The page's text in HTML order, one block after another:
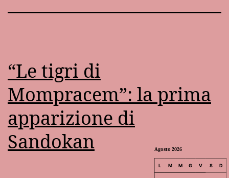
“Le tigri di
Mompracem”: la prima
apparizione di
Sandokan
Agosto 2026
L M M G V S D